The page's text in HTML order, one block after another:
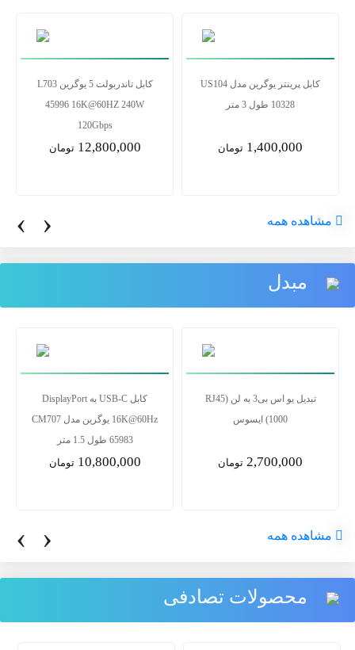
کابل تاندربولت 5 یوگرین L703
45996 16K@60HZ 240W
120Gbps
12,800,000 تومان
کابل پرینتر یوگرین مدل US104
10328 طول 3 متر
1,400,000 تومان
‹ › مشاهده همه
مبدل
کابل USB-C به DisplayPort
16K@60Hz یوگرین مدل CM707
65983 طول 1.5 متر
10,800,000 تومان
تبدیل یو اس بی3 به لن RJ45)
1000) ایسوس
2,700,000 تومان
‹ › مشاهده همه
محصولات تصادفی